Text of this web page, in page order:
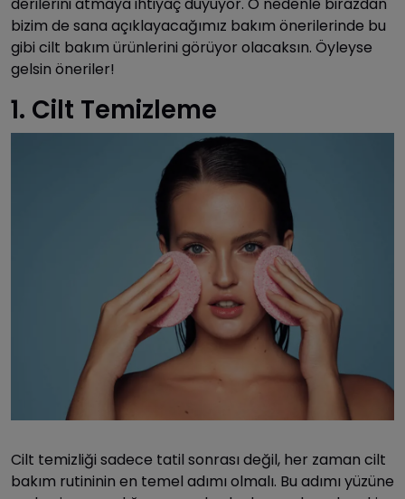
bizim de sana açıklayacağımız bakım önerilerinde bu
gibi cilt bakım ürünlerini görüyor olacaksın. Öyleyse
gelsin öneriler!
1. Cilt Temizleme
Cilt temizliği sadece tatil sonrası değil, her zaman cilt
bakım rutininin en temel adımı olmalı. Bu adımı yüzüne